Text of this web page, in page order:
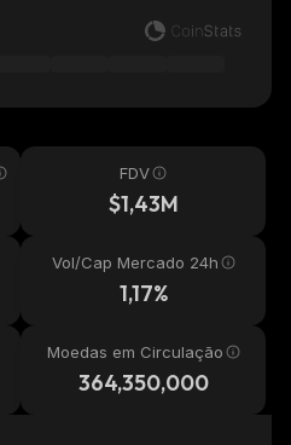
FDV
$1,43M
Vol/Cap Mercado 24h
1,17%
Moedas em Circulação
364,350,000